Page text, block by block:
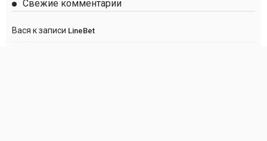
Свежие комментарии
Вася к записи LineBet